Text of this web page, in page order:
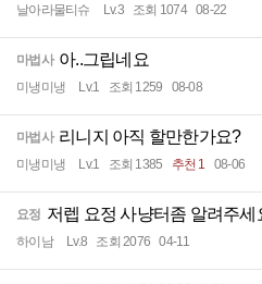
날아라물티슈 Lv.3 조회 1074 08-22
마법사 아..그립네요
미냉미냉 Lv.1 조회 1259 08-08
마법사 리니지 아직 할만한가요?
미냉미냉 Lv.1 조회 1385 추천 1 08-06
요정 저렙 요정 사냥터좀 알려주세
하이남 Lv.8 조회 2076 04-11